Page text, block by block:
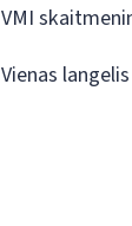
VMI
Vienas